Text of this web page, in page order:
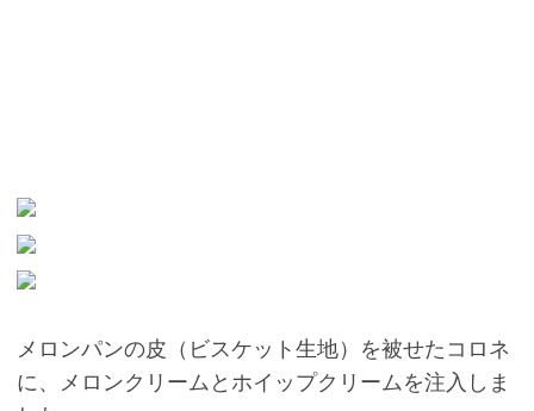
メロンパンの皮（ビスケット生地）を被せたコロネ
に、メロンクリームとホイップクリームを注入しま